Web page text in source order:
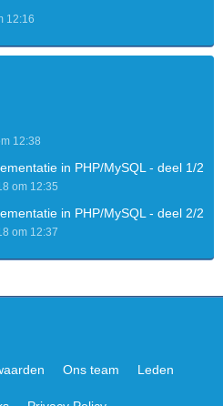
12:16
12:38
in PHP/MySQL - deel 1/2
om 12:35
in PHP/MySQL - deel 2/2
om 12:37
Ons team Leden